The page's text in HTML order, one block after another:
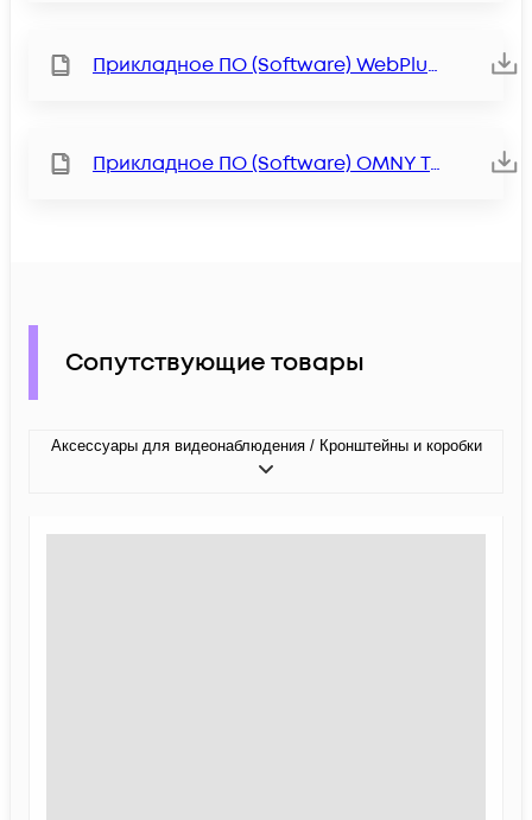
Прикладное ПО (Software) WebPlugin
Прикладное ПО (Software) OMNY Tools
Сопутствующие товары
Аксессуары для видеонаблюдения / Кронштейны и коробки